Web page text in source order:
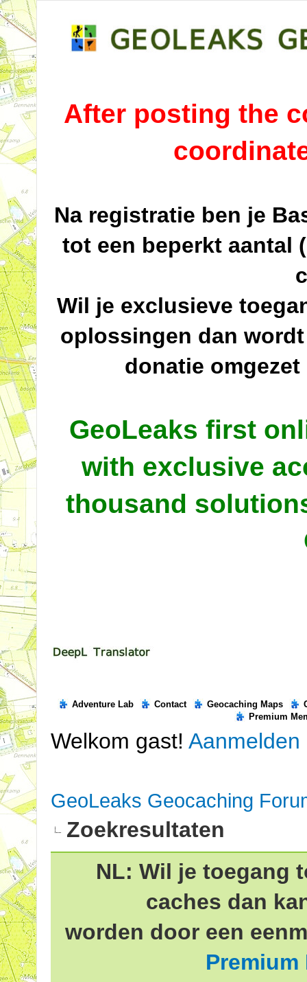
After posting the
Na registratie ben je
tot een beperkt aantal
Wil je exclusieve
oplossingen dan
donatie omgezet
GeoLeaks first
with exclusive
thousand
Adventure Lab Contact Geocaching Maps
Premium
Welkom gast! Aanmelden
GeoLeaks Geocaching
Zoekresultaten
NL: Wil je toegang
caches dan
worden door een
Premium